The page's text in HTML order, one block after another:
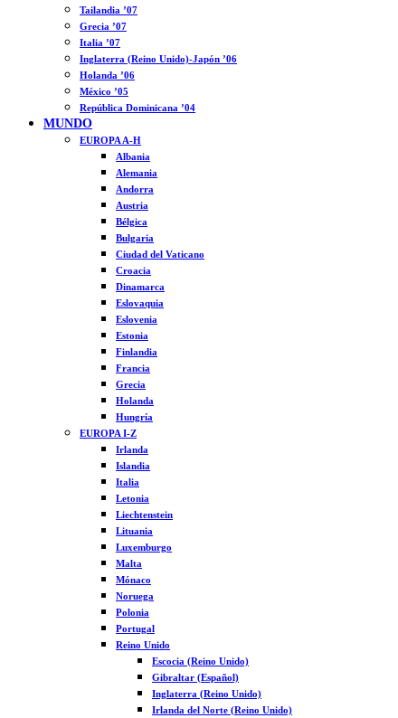
Tailandia ’07
Grecia ’07
Italia ’07
Inglaterra (Reino Unido)-Japón ’06
Holanda ’06
México ’05
República Dominicana ’04
MUNDO
EUROPA A-H
Albania
Alemania
Andorra
Austria
Bélgica
Bulgaria
Ciudad del Vaticano
Croacia
Dinamarca
Eslovaquia
Eslovenia
Estonia
Finlandia
Francia
Grecia
Holanda
Hungría
EUROPA I-Z
Irlanda
Islandia
Italia
Letonia
Liechtenstein
Lituania
Luxemburgo
Malta
Mónaco
Noruega
Polonia
Portugal
Reino Unido
Escocia (Reino Unido)
Gibraltar (Español)
Inglaterra (Reino Unido)
Irlanda del Norte (Reino Unido)